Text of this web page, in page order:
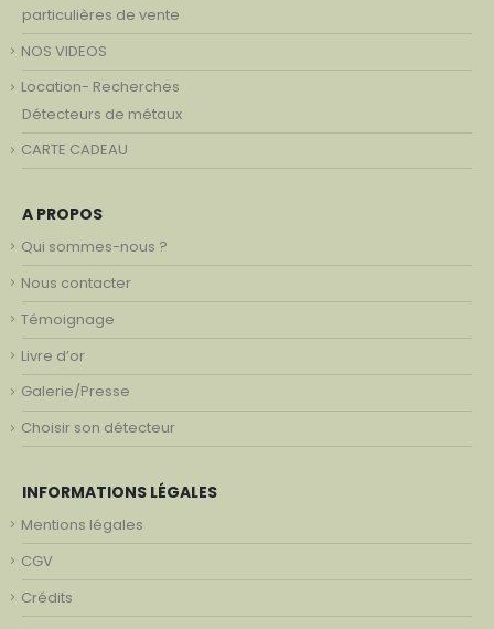
particulières de vente
NOS VIDEOS
Location- Recherches
Détecteurs de métaux
CARTE CADEAU
A PROPOS
Qui sommes-nous ?
Nous contacter
Témoignage
Livre d’or
Galerie/Presse
Choisir son détecteur
INFORMATIONS LÉGALES
Mentions légales
CGV
Crédits